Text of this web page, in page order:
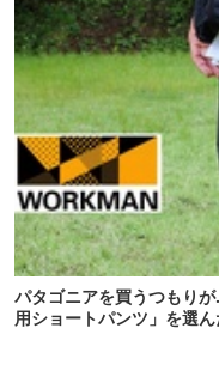
パタゴニアを買うつもり
用ショートパンツ」を選